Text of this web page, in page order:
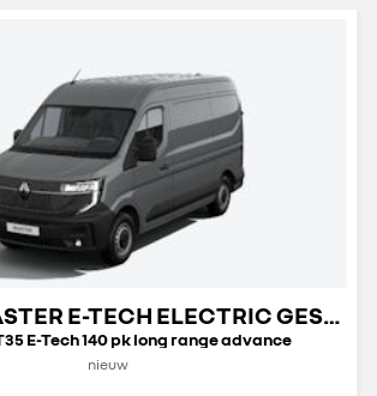
NIEUWE MASTER E-TECH ELECTRIC GESLOTEN TRANSPORT
E-Tech 140 pk long range advance
nieuw